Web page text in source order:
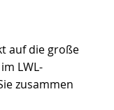
auf die große
LWL-
zusammen